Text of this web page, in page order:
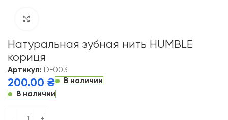
Натуральная зубная нить HUMBLE
кориця
Артикул: DF003
200.00 ₴
В наличии
В наличии
Alternative: